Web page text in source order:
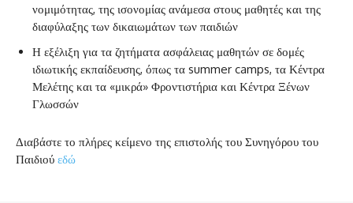
νομιμότητας, της ισονομίας ανάμεσα στους μαθητές και της
διαφύλαξης των δικαιωμάτων των παιδιών
Η εξέλιξη για τα ζητήματα ασφάλειας μαθητών σε δομές
ιδιωτικής εκπαίδευσης, όπως τα summer camps, τα Κέντρα
Μελέτης και τα «μικρά» Φροντιστήρια και Κέντρα Ξένων
Γλωσσών
Διαβάστε το πλήρες κείμενο της επιστολής του Συνηγόρου του
Παιδιού εδώ